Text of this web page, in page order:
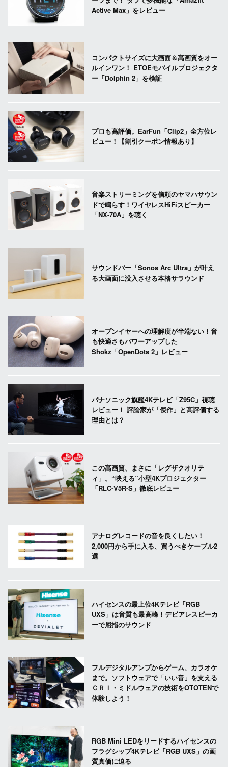
Active Max」をレビュー
コンパクトサイズに大画面＆高画質をオー
ルインワン！ ETOEモバイルプロジェクタ
ー「Dolphin 2」を検証
プロも高評価。EarFun「Clip2」全方位レ
ビュー！【割引クーポン情報あり】
音楽ストリーミングを信頼のヤマハサウン
ドで鳴らす！ワイヤレスHiFiスピーカー
「NX-70A」を聴く
サウンドバー「Sonos Arc Ultra」が叶え
る大画面に没入させる本格サラウンド
オープンイヤーへの理解度が半端ない！音
も快適さもパワーアップした
Shokz「OpenDots 2」レビュー
パナソニック旗艦4Kテレビ「Z95C」視聴
レビュー！ 評論家が「傑作」と高評価する
理由とは？
この高画質、まさに「レグザクオリテ
ィ」。“映える”小型4Kプロジェクター
「RLC-V5R-S」徹底レビュー
アナログレコードの音を良くしたい！
2,000円から手に入る、買うべきケーブル2
選
ハイセンスの最上位4Kテレビ「RGB
UXS」は音質も最高峰！デビアレスピーカ
ーで屈指のサウンド
フルデジタルアンプからゲーム、カラオケ
まで。ソフトウェアで「いい音」を支える
ＣＲＩ・ミドルウェアの技術をOTOTENで
体験しよう！
RGB Mini LEDをリードするハイセンスの
フラグシップ4Kテレビ「RGB UXS」の画
質真価に迫る